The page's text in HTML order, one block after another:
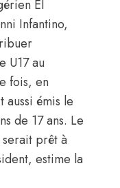
El
Infantino,
U17 au
fois, en
aussi émis le
de 17 ans. Le
prêt à
estime la